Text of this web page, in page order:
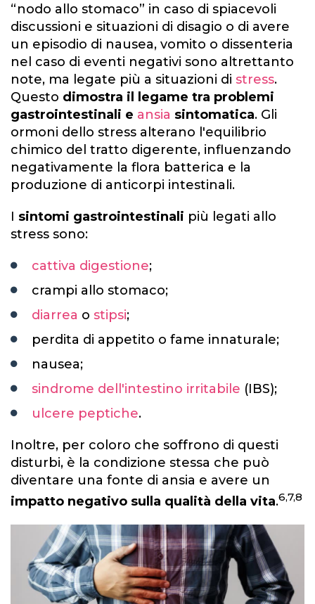
“nodo allo stomaco” in caso di spiacevoli
discussioni e situazioni di disagio o di avere
un episodio di nausea, vomito o dissenteria
nel caso di eventi negativi sono altrettanto
note, ma legate più a situazioni di stress.
Questo dimostra il legame tra problemi
gastrointestinali e ansia sintomatica. Gli
ormoni dello stress alterano l'equilibrio
chimico del tratto digerente, influenzando
negativamente la flora batterica e la
produzione di anticorpi intestinali.
I sintomi gastrointestinali più legati allo
stress sono:
cattiva digestione;
crampi allo stomaco;
diarrea o stipsi;
perdita di appetito o fame innaturale;
nausea;
sindrome dell'intestino irritabile (IBS);
ulcere peptiche.
Inoltre, per coloro che soffrono di questi
disturbi, è la condizione stessa che può
diventare una fonte di ansia e avere un
impatto negativo sulla qualità della vita.6,7,8